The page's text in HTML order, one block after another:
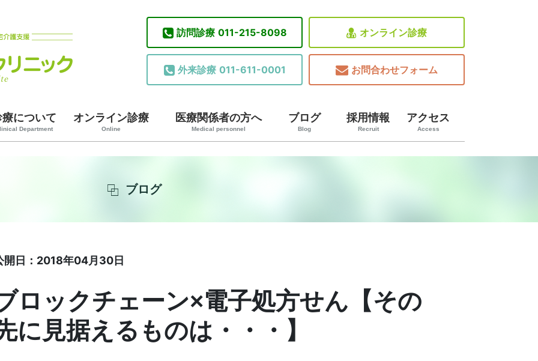
訪問診療 011-215-8098
外来診療 011-611-0001
オンライン診療
お問合わせフォーム
療について
Department
オンライン診療
Online
医療関係者の方へ
Medical personnel
ブログ
Blog
採用情報
Recruit
アクセス
Access
ブログ
開日：2018年04月30日
ロックチェーン×電子処方せん【その
に見据えるものは・・・】